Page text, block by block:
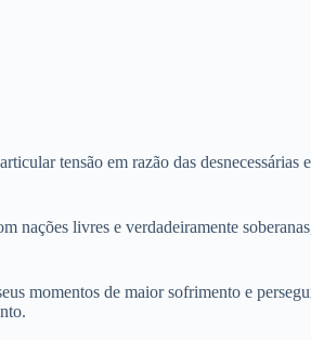
tensão em razão das desnecessárias
nações livres e verdadeiramente
momentos de maior sofrimento e